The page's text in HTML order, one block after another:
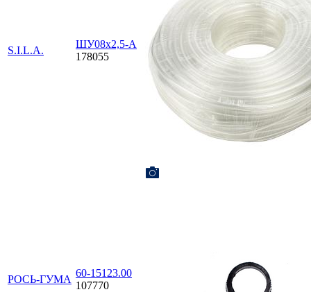
S.I.L.A.
ШУ08х2,5-А
178055
РОСЬ-ГУМА
60-15123.00
107770